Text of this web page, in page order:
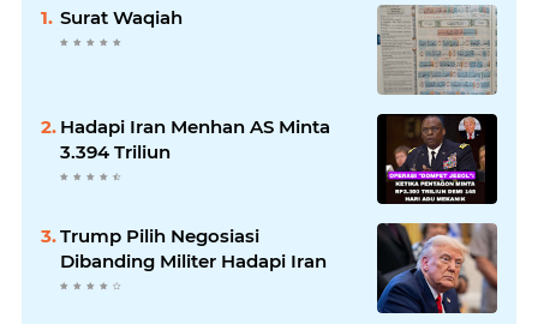
Surat Waqiah
Hadapi Iran Menhan AS Minta
3.394 Triliun
Trump Pilih Negosiasi
Dibanding Militer Hadapi Iran